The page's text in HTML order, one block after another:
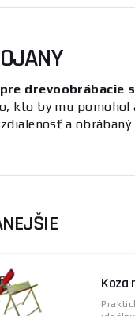
drevoobrábacie
kto by mu pomohol
a
uľahčujú prácu či
oporné
Koza